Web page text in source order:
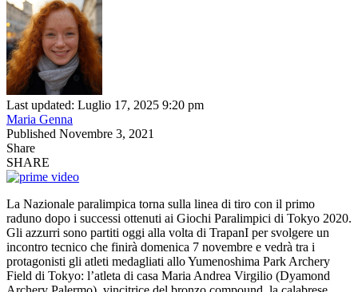
Last updated: Luglio 17, 2025 9:20 pm
Maria Genna
Published Novembre 3, 2021
Share
SHARE
La Nazionale paralimpica torna sulla linea di tiro con il primo
raduno dopo i successi ottenuti ai Giochi Paralimpici di Tokyo 2020.
Gli azzurri sono partiti oggi alla volta di TrapanI per svolgere un
incontro tecnico che finirà domenica 7 novembre e vedrà tra i
protagonisti gli atleti medagliati allo Yumenoshima Park Archery
Field di Tokyo: l’atleta di casa Maria Andrea Virgilio (Dyamond